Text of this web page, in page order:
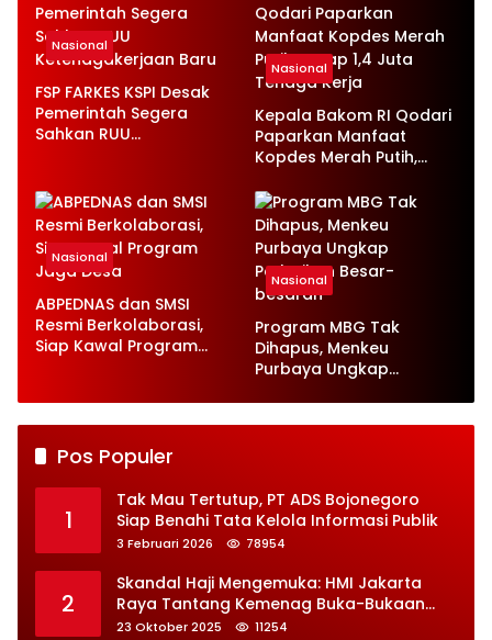
Nasional
FSP FARKES KSPI Desak
Pemerintah Segera
Sahkan RUU
Nasional
Kepala Bakom RI Qodari
Paparkan Manfaat
Kopdes Merah Putih,
Kerja
Nasional
ABPEDNAS dan SMSI
Resmi Berkolaborasi,
Siap Kawal Program
Nasional
Program MBG Tak
Dihapus, Menkeu
Purbaya Ungkap
Pos Populer
1
Tak Mau Tertutup, PT ADS Bojonegoro
Siap Benahi Tata Kelola Informasi Publik
3 Februari 2026 78954
2
Skandal Haji Mengemuka: HMI Jakarta
Raya Tantang Kemenag Buka-Bukaan
Soal Kontrak Syarekah Bermasalah
23 Oktober 2025 11254